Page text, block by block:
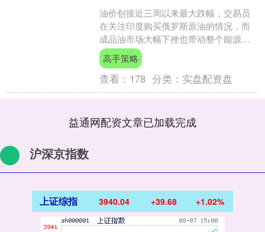
油价创接近三周以来最大跌幅，交易员
在关注印度购买俄罗斯原油的情况，而
成品油市场大幅下挫也带动整个能源板
块走低。 WTI原油期货下跌2%，收于每
桶接近59美元的水....
高手策略
查看： 178 分类： 实盘配资盘
益通网配资文章已加载完成
沪深京指数
上证综指 3940.04 +39.68 +1.02%